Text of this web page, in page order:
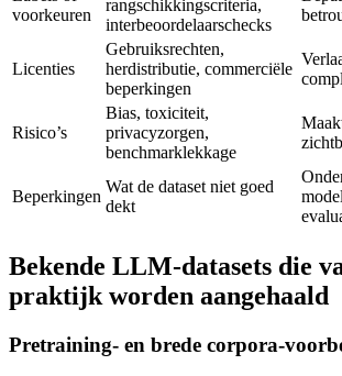
voorkeuren
rangschikkingscriteria,
interbeoordelaarschecks
Licenties
Gebruiksrechten,
herdistributie, commerciële
beperkingen
Risico’s
Bias, toxiciteit,
privacyzorgen,
benchmarklekkage
Beperkingen
Wat de dataset niet goed
dekt
Bekende LLM-datasets die
praktijk worden aangehaald
Pretraining- en brede corpora-